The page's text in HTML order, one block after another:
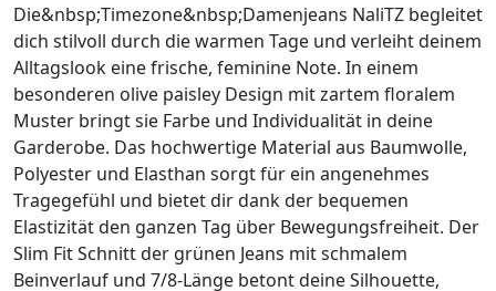
Die&nbsp;Timezone&nbsp;Damenjeans NaliTZ begleitet
dich stilvoll durch die warmen Tage und verleiht deinem
Alltagslook eine frische, feminine Note. In einem
besonderen olive paisley Design mit zartem floralem
Muster bringt sie Farbe und Individualität in deine
Garderobe. Das hochwertige Material aus Baumwolle,
Polyester und Elasthan sorgt für ein angenehmes
Tragegefühl und bietet dir dank der bequemen
Elastizität den ganzen Tag über Bewegungsfreiheit. Der
Slim Fit Schnitt der grünen Jeans mit schmalem
Beinverlauf und 7/8-Länge betont deine Silhouette,